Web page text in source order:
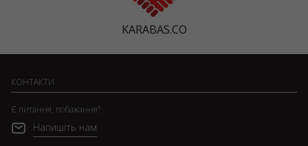
KARABAS.CO
КОНТАКТИ
Є питання, побажання?
Напишіть нам